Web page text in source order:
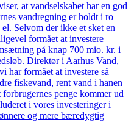
at vandselskabet har en god
vandregning er holdt i ro
Selvom der ikke et sket en
formået at investere
på knap 700 mio. kr. i
Direktør i Aarhus Vand,
har formået at investere så
fiskevand, rent vand i hanen
penge kommer ud
i vores investeringer i
og mere bæredygtig